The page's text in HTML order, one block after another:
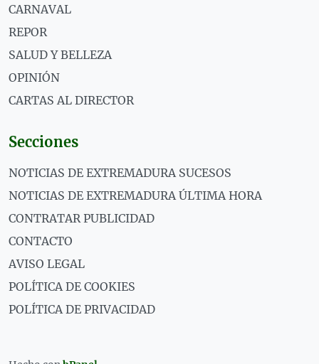
CARNAVAL
REPOR
SALUD Y BELLEZA
OPINIÓN
CARTAS AL DIRECTOR
Secciones
NOTICIAS DE EXTREMADURA SUCESOS
NOTICIAS DE EXTREMADURA ÚLTIMA HORA
CONTRATAR PUBLICIDAD
CONTACTO
AVISO LEGAL
POLÍTICA DE COOKIES
POLÍTICA DE PRIVACIDAD